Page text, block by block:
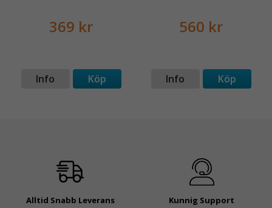
369 kr
Info Köp
560 kr
Info Köp
Alltid Snabb Leverans Kunnig Support